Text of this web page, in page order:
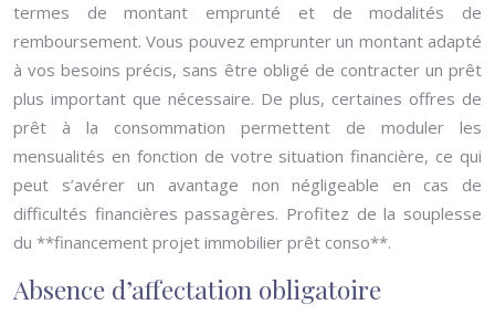
termes de montant emprunté et de modalités de
remboursement. Vous pouvez emprunter un montant adapté
à vos besoins précis, sans être obligé de contracter un prêt
plus important que nécessaire. De plus, certaines offres de
prêt à la consommation permettent de moduler les
mensualités en fonction de votre situation financière, ce qui
peut s’avérer un avantage non négligeable en cas de
difficultés financières passagères. Profitez de la souplesse
du **financement projet immobilier prêt conso**.
Absence d’affectation obligatoire